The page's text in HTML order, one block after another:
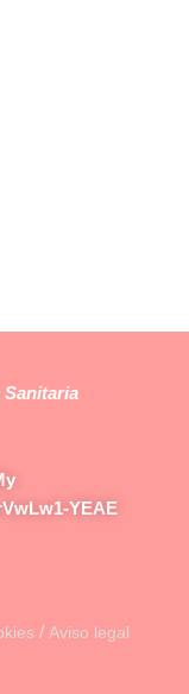
YEAE
/ Aviso legal